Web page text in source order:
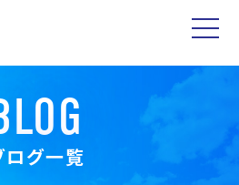
ログ一覧